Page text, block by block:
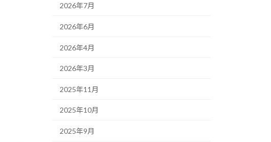
2026年7月
2026年6月
2026年4月
2026年3月
2025年11月
2025年10月
2025年9月